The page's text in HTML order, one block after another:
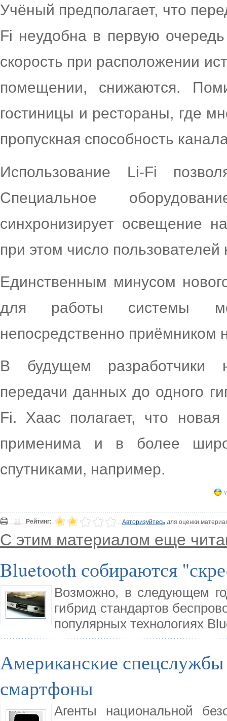
Учёный предполагает, что
Fi неудобна в первую
скорость при расположении
помещении, снижаются.
гостиницы и рестораны, где
пропускная способность
Использование Li-Fi
Специальное
синхронизирует освещение
при этом число пользователей
Единственным минусом
для работы системы
непосредственно приёмником
В будущем разработчики
передачи данных до одного
Fi. Хаас полагает, что
применима и в более
спутниками, например.
Рейтинг: Авторизуйтесьдля оценки
С этим материалом еще
Bluetooth собираются
Возможно, в следующем
гибрид стандартов
популярных технологиях
Американские
смартфоны
Агенты национальной